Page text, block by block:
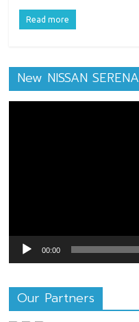
Read more
New NISSAN SERENA
00:00
Our Partners